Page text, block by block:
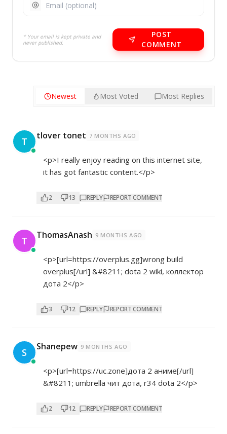
* Your email is kept private and
never published.
POST
COMMENT
Newest Most Voted Most Replies
T tlover tonet 7 MONTHS AGO
<p>I really enjoy reading on this internet site,
it has got fantastic content.</p>
2 13 REPLY REPORT COMMENT
T ThomasAnash 9 MONTHS AGO
<p>[url=https://overplus.gg]wrong build
overplus[/url] &#8211; dota 2 wiki, коллектор
дота 2</p>
3 12 REPLY REPORT COMMENT
S Shanepew 9 MONTHS AGO
<p>[url=https://uc.zone]дота 2 аниме[/url]
&#8211; umbrella чит дота, r34 dota 2</p>
2 12 REPLY REPORT COMMENT